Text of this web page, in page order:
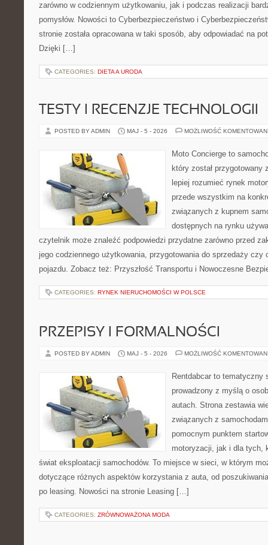
zarówno w codziennym użytkowaniu, jak i podczas realizacji
pomysłów. Nowości to Cyberbezpieczeństwo i
stronie została opracowana w taki sposób, aby odpowiadać na
Dzięki […]
CATEGORIES: DIETA A URODA
TESTY I RECENZJE TECHNOLOGII
POSTED BY ADMIN MAJ - 5 - 2026 MOŻLIWOŚĆ
Moto Concierge to
który został
lepiej rozumieć rynek
przede wszystkim na
związanych z kupnem
dostępnych na rynku
czytelnik może znaleźć podpowiedzi przydatne zarówno przed
jego codziennego użytkowania, przygotowania do sprzedaży czy
pojazdu. Zobacz też: Przyszłość Transportu i Nowoczesne
CATEGORIES: RYNEK NIERUCHOMOŚCI W POLSCE
PRZEPISY I FORMALNOŚCI
POSTED BY ADMIN MAJ - 5 - 2026 MOŻLIWOŚĆ
Rentdabcar to tematyczny
prowadzony z myślą o
autach. Strona zestawia
związanych z
pomocnym punktem
motoryzacji, jak i dla tych,
świat eksploatacji samochodów. To miejsce w sieci, w którym
dotyczące różnych aspektów korzystania z auta, od
po leasing. Nowości na stronie Leasing […]
CATEGORIES: ZRÓWNOWAŻONA MODA